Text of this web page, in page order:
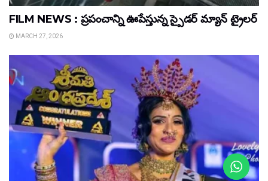
FILM NEWS : ప్రపంచాన్ని ఊపేస్తున్న స్పైడర్ మ్యాన్ ట్రైలర్
MARCH 27, 2026